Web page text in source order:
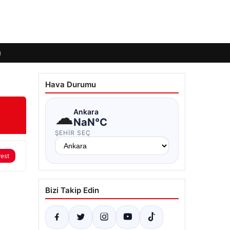
Hava Durumu
☁Ankara
NaN°C
ŞEHIR SEÇ
Bizi Takip Edin